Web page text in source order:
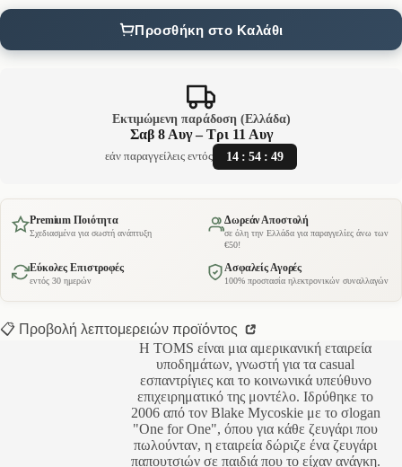
Προσθήκη στο Καλάθι
Εκτιμώμενη παράδοση (Ελλάδα)
Σαβ 8 Αυγ – Τρι 11 Αυγ
εάν παραγγείλεις εντός 14 : 54 : 49
Premium Ποιότητα
Σχεδιασμένα για σωστή ανάπτυξη
Δωρεάν Αποστολή
σε όλη την Ελλάδα για παραγγελίες άνω των
€50!
Εύκολες Επιστροφές
εντός 30 ημερών
Ασφαλείς Αγορές
100% προστασία ηλεκτρονικών συναλλαγών
📋 Προβολή λεπτομερειών προϊόντος
Η TOMS είναι μια αμερικανική εταιρεία
υποδημάτων, γνωστή για τα casual
εσπαντρίγιες και το κοινωνικά υπεύθυνο
επιχειρηματικό της μοντέλο. Ιδρύθηκε το
2006 από τον Blake Mycoskie με το σlogan
"One for One", όπου για κάθε ζευγάρι που
πωλούνταν, η εταιρεία δώριζε ένα ζευγάρι
παπουτσιών σε παιδιά που το είχαν ανάγκη.